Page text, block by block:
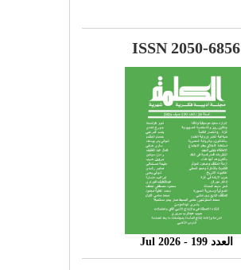
ISSN 2050-6856
العدد 199 - 2026 Jul